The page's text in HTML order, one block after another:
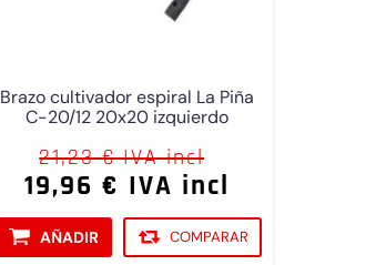
Brazo cultivador espiral La Piña
C-20/12 20x20 izquierdo
21,23 € IVA incl
19,96 € IVA incl
AÑADIR COMPARAR